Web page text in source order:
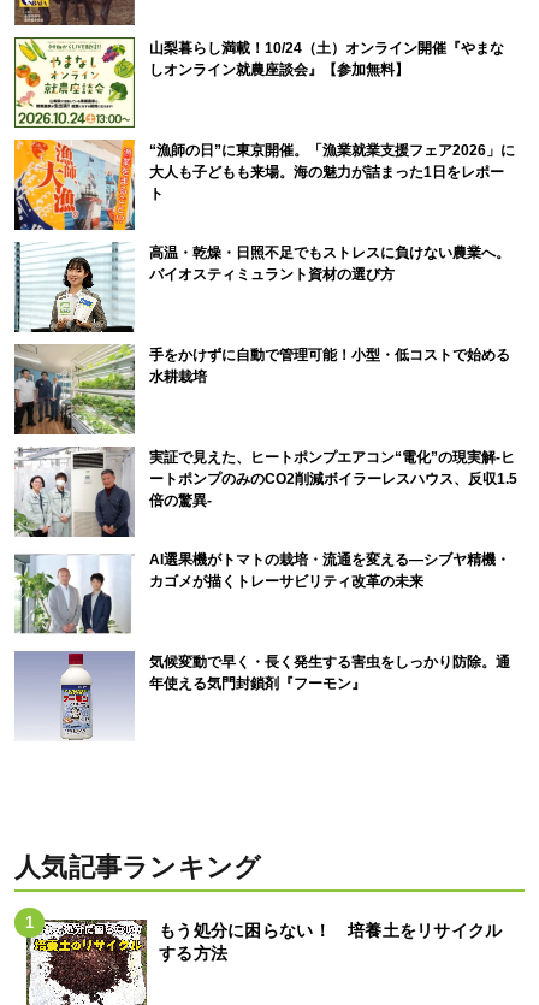
山梨暮らし満載！10/24（土）オンライン開催『やまな
しオンライン就農座談会』【参加無料】
“漁師の日”に東京開催。「漁業就業支援フェア2026」に
大人も子どもも来場。海の魅力が詰まった1日をレポー
ト
高温・乾燥・日照不足でもストレスに負けない農業へ。
バイオスティミュラント資材の選び方
手をかけずに自動で管理可能！小型・低コストで始める
水耕栽培
実証で見えた、ヒートポンプエアコン“電化”の現実解-ヒ
ートポンプのみのCO2削減ボイラーレスハウス、反収1.5
倍の驚異-
AI選果機がトマトの栽培・流通を変える―シブヤ精機・
カゴメが描くトレーサビリティ改革の未来
気候変動で早く・長く発生する害虫をしっかり防除。通
年使える気門封鎖剤『フーモン』
人気記事ランキング
もう処分に困らない！ 培養土をリサイクル
する方法